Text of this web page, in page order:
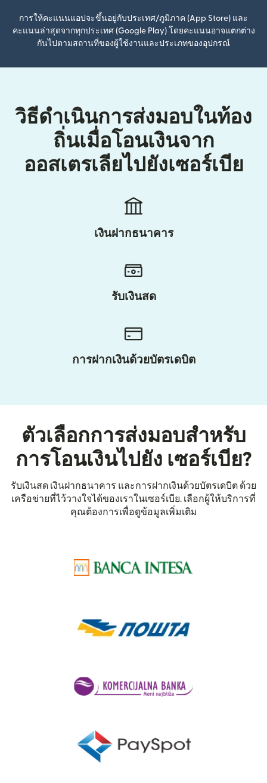
การให้คะแนนแอปจะขึ้นอยู่กับประเทศ/ภูมิภาค (App Store) และ
คะแนนล่าสุดจากทุกประเทศ (Google Play) โดยคะแนนอาจแตกต่าง
กันไปตามสถานที่ของผู้ใช้งานและประเภทของอุปกรณ์
วิธีดำเนินการส่งมอบในท้อง
ถิ่นเมื่อโอนเงินจาก
ออสเตรเลียไปยังเซอร์เบีย
เงินฝากธนาคาร
รับเงินสด
การฝากเงินด้วยบัตรเดบิต
ตัวเลือกการส่งมอบสำหรับ
การโอนเงินไปยัง เซอร์เบีย?
รับเงินสด เงินฝากธนาคาร และการฝากเงินด้วยบัตรเดบิต ด้วย
เครือข่ายที่ไว้วางใจได้ของเราในเซอร์เบีย. เลือกผู้ให้บริการที่
คุณต้องการเพื่อดูข้อมูลเพิ่มเติม